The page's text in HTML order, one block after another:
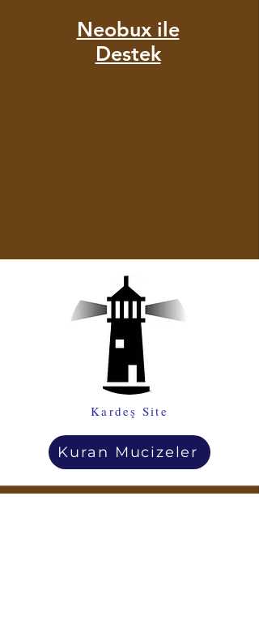
Neobux ile
Destek
Kardeş Site
Kuran Mucizeler